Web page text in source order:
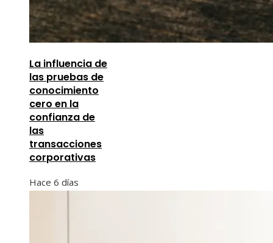
La influencia de
las pruebas de
conocimiento
cero en la
confianza de
las
transacciones
corporativas
Hace 6 días